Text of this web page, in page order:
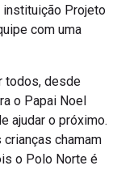
instituição Projeto
com uma
todos, desde
o Papai Noel
ajudar o próximo.
chamam
o Polo Norte é